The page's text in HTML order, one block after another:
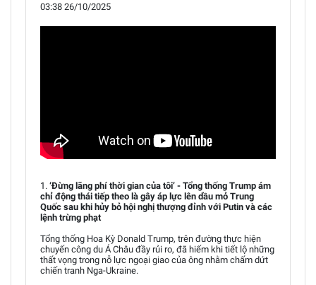
03:38 26/10/2025
1. ‘Đừng lãng phí thời gian của tôi’ - Tổng thống Trump ám
chỉ động thái tiếp theo là gây áp lực lên dầu mỏ Trung
Quốc sau khi hủy bỏ hội nghị thượng đỉnh với Putin và các
lệnh trừng phạt
Tổng thống Hoa Kỳ Donald Trump, trên đường thực hiện
chuyến công du Á Châu đầy rủi ro, đã hiếm khi tiết lộ những
thất vọng trong nỗ lực ngoại giao của ông nhằm chấm dứt
chiến tranh Nga-Ukraine.